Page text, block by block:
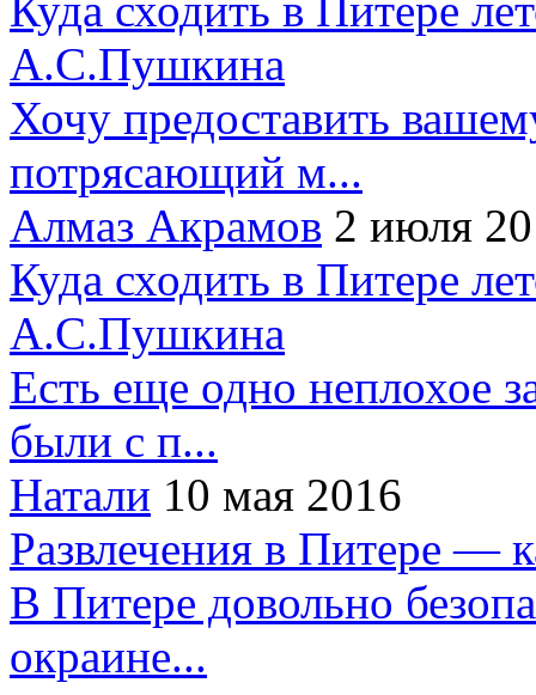
А.С.Пушкина
Хочу предоставить
потрясающий м...
Алмаз Акрамов 2 июля
Куда сходить в Питере
А.С.Пушкина
Есть еще одно неплохое
были с п...
Натали 10 мая 2016
Развлечения в Питере —
В Питере довольно
окраине...